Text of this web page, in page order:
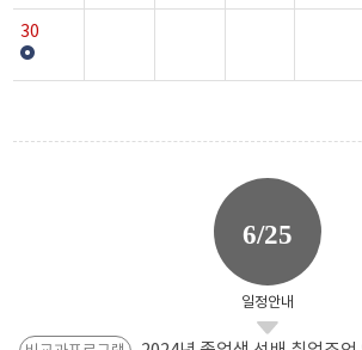
30
6/25
일정안내